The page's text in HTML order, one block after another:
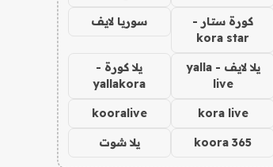
كورة ستار -
kora star
سوريا لايف
يلا لايف - yalla
live
يلا كورة -
yallakora
kora live
kooralive
koora 365 يلا شوت